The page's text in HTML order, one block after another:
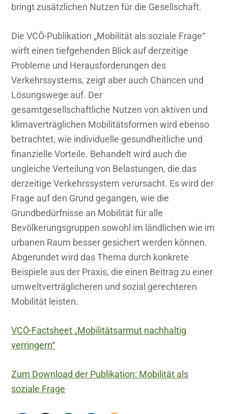
bringt zusätzlichen Nutzen für die Gesellschaft.
Die VCÖ-Publikation „Mobilität als soziale Frage“
wirft einen tiefgehenden Blick auf derzeitige
Probleme und Herausforderungen des
Verkehrssystems, zeigt aber auch Chancen und
Lösungswege auf. Der
gesamtgesellschaftliche Nutzen von aktiven und
klimaverträglichen Mobilitätsformen wird ebenso
betrachtet, wie individuelle gesundheitliche und
finanzielle Vorteile. Behandelt wird auch die
ungleiche Verteilung von Belastungen, die das
derzeitige Verkehrssystem verursacht. Es wird der
Frage auf den Grund gegangen, wie die
Grundbedürfnisse an Mobilität für alle
Bevölkerungsgruppen sowohl im ländlichen wie im
urbanen Raum besser gesichert werden können.
Abgerundet wird das Thema durch konkrete
Beispiele aus der Praxis, die einen Beitrag zu einer
umweltverträglicheren und sozial gerechteren
Mobilität leisten.
VCÖ-Factsheet „Mobilitätsarmut nachhaltig
verringern“
Zum Download der Publikation: Mobilität als
soziale Frage